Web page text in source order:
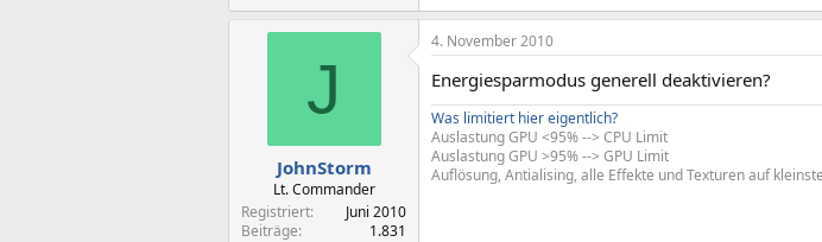
J
JohnStorm
Lt. Commander
Registriert
Juni 2010
Beiträge
1.831
4. November 2010
Energiesparmodus generell deaktivieren?
Was limitiert hier eigentlich?
Auslastung GPU <95% --> CPU Limit
Auslastung GPU >95% --> GPU Limit
Auflösung, Antialising, alle Effekte und Texturen auf